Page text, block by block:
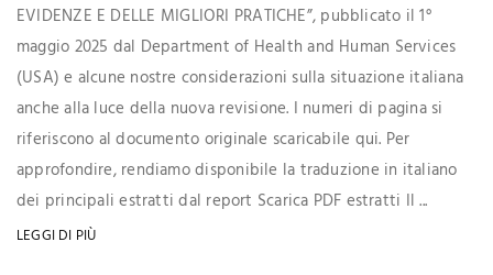
EVIDENZE E DELLE MIGLIORI PRATICHE”, pubblicato il 1°
maggio 2025 dal Department of Health and Human Services
(USA) e alcune nostre considerazioni sulla situazione italiana
anche alla luce della nuova revisione. I numeri di pagina si
riferiscono al documento originale scaricabile qui. Per
approfondire, rendiamo disponibile la traduzione in italiano
dei principali estratti dal report Scarica PDF estratti Il ...
LEGGI DI PIÙ